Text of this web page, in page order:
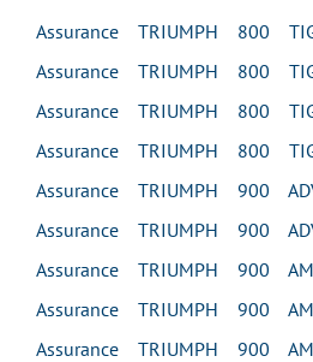
Assurance TRIUMPH 800
Assurance TRIUMPH 800
Assurance TRIUMPH 800
Assurance TRIUMPH 800
Assurance TRIUMPH 900
Assurance TRIUMPH 900
Assurance TRIUMPH 900
Assurance TRIUMPH 900
Assurance TRIUMPH 900